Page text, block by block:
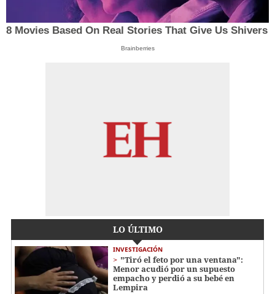
8 Movies Based On Real Stories That Give Us Shivers
Brainberries
LO ÚLTIMO
INVESTIGACIÓN
"Tiró el feto por una ventana":
Menor acudió por un supuesto
empacho y perdió a su bebé en
Lempira